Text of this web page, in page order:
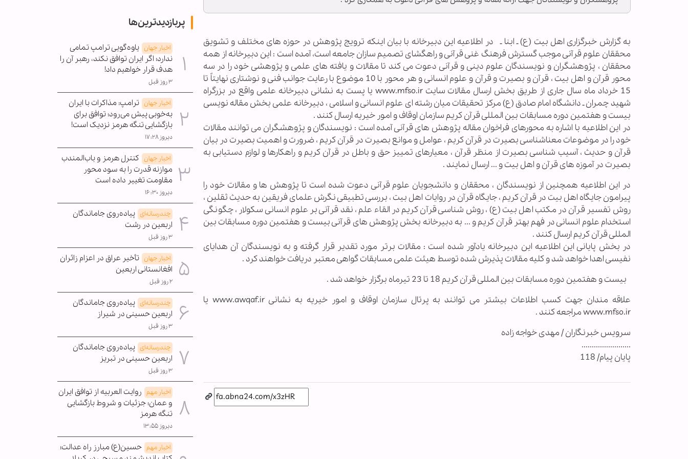
به گزارش خبرگزاری اهل بیت (ع) ـ ابنا ـ در اطلاعیه این دبیرخانه با بیان اینکه ترویج پژوهش در حوزه های مختلف و تشویق
محققان علوم قرآنی موجب گسترش فرهنگ غنی قرآنی و راهگشای تصمیم سازان جامعه است، آمده است : این دبیرخانه از همه
محققان ، پژوهشگران و نویسندگان علوم دینی و قرآنی دعوت می کند تا مقالات و یافته های علمی و پژوهشی خود را در سه
محور قرآن و اهل بیت ، قرآن و بصیرت و قرآن و علوم انسانی و هر محور با 10 موضوع با رعایت جوانب فنی و نوشتاری نهایتاً تا
15 خرداد ماه سال جاری از طریق بخش ارسال مقالات سایت www.mfso.ir یا پست به نشانی دبیرخانه علمی واقع در بزرگراه
شهید چمران ـ دانشگاه امام صادق (ع) مرکز تحقیقات میان رشته ای علوم انسانی و اسلامی ، دبیرخانه علمی بخش مقاله نویسی
بیست و هفتمین دوره مسابقات بین المللی قرآن کریم سازمان اوقاف و امور خیریه ارسال کنند .
در این اطلاعیه با اشاره به محورهای فراخوان مقاله پژوهش های قرآنی آمده است : نویسندگان و پژوهشگران می توانند مقالات
خود را در موضوعات معناشناسی بصیرت در قرآن کریم ، عوامل و موانع بصیرت در قرآن کریم ، ضرورت و اهمیت بصیرت در بیان
قرآن و حدیث ، آسیب شناسی بصیرت از منظر قرآن ، معیارهای تمییز حق و باطل در قرآن کریم و راهکارها و لوازم دستیابی به
بصیرت در آموزه های قرآن و اهل بیت و ... ارسال نمایند .
در این اطلاعیه همچنین از نویسندگان ، محققان و دانشجویان علوم قرآنی دعوت شده است تا پژوهش ها و مقالات خود را
پیرامون جایگاه اهل بیت در قرآن کریم ، جایگاه قرآن در روایات اهل بیت ، بررسی تطبیقی نگرش علمای فریقین به حدیث ثقلین ،
روش تفسیر قرآن در مکتب اهل بیت (ع) ، روش شناسی قرآن کریم در القاء علم ، نقد قرآنی بر علوم انسانی سکولار ، چگونگی
استخدام علوم انسانی در فهم بهتر قرآن کریم و ... به دبیرخانه بخش پژوهش های قرآنی بیست و هفتمین دوره مسابقات بین
المللی قرآن کریم ارسال کنند .
در بخش پایانی این اطلاعیه این دبیرخانه یادآور شده است : مقالات برتر مورد تقدیر قرار گرفته و به نویسندگان آن هدایای
نفیسی اهدا خواهد شد و کلیه مقالات پذیرش شده توسط هیئت علمی مسابقات گواهی معتبر دریافت خواهند کرد .
بیست و هفتمین دوره مسابقات بین المللی قرآن کریم 18 تا 23 تیرماه برگزار خواهد شد .
علاقه مندان جهت کسب اطلاعات بیشتر می توانند به پرتال سازمان اوقاف و امور خیریه به نشانی www.awqaf.ir یا
www.mfso.ir مراجعه کنند .
سرویس خبرنگاران / مهدی خواجه زاده
........................
پایان پیام/ 118
پربازدیدترین‌ها
اخبار جهان یاوه‌گویی ترامپ تمامی
ندارد؛ اگر ایران توافق نکند، رهبر آن را
هدف قرار خواهیم داد!
۳ روز قبل
اخبار جهان ترامپ: مذاکرات با ایران
به‌خوبی پیش می‌رود؛ توافق برای
بازگشایی تنگه هرمز نزدیک است!
دیروز ۱۷:۲۸
اخبار جهان کنترل هرمز و باب‌المندب
موازنه قدرت را به سود محور
مقاومت تغییر داده است
دیروز ۱۶:۳۰
چندرسانه‌ای پیاده‌روی جاماندگان
اربعین در رشت
۳ روز قبل
اخبار جهان تأخیر عراق در اعزام زائران
افغانستانی اربعین
۲ روز قبل
چندرسانه‌ای پیاده‌روی جاماندگان
اربعین حسینی در شیراز
۳ روز قبل
چندرسانه‌ای پیاده‌روی جاماندگان
اربعین حسینی در تبریز
۳ روز قبل
اخبار مهم روایت العربیه از توافق ایران
و عمان؛ جزئیات و شروط بازگشایی
تنگه هرمز
دیروز ۱۳:۵۵
اخبار مهم حسین(ع) مبارز راه عدالت؛